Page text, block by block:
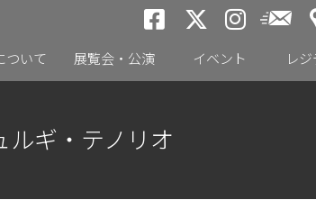
トーキョ
トーキ
ト
ついて 展覧会・公演 イベント レ
ルギ・テノリオ